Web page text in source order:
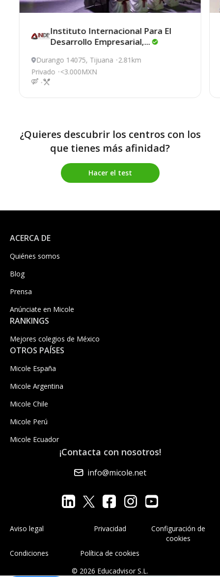
Instituto Internacional Para El
Desarrollo Empresarial,...
Durango 14075, Tijuana 2.81km
Privado <3.000MXN
¿Quieres descubrir los centros con los
que tienes más afinidad?
Hacer el test
ACERCA DE
Quiénes somos
Blog
Prensa
Anúnciate en Micole
RANKINGS
Mejores colegios de México
OTROS PAÍSES
Micole España
Micole Argentina
Micole Chile
Micole Perú
Micole Ecuador
¡Contacta con nosotros!
info@micole.net
Aviso legal Privacidad
Configuración de
cookies
Condiciones
Política de cookies
© 2026 Educadvisor S.L.